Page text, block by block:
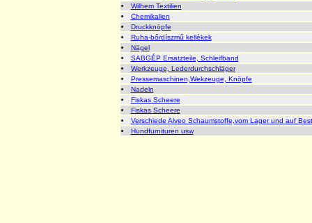
Wilhem Textilien
Chemikalien
Druckknöpfe
Ruha-bőrdíszmű kellékek
Nägel
SABGÉP Ersatzteile, Schleifband
Werkzeuge, Lederdurchschläger
Pressemaschinen,Wekzeuge, Knöpfe
Nadeln
Fiskas Scheere
Fiskas Scheere
Verschiede Alveo Schaumstoffe,vom Lager und auf
Hundfurnituren usw